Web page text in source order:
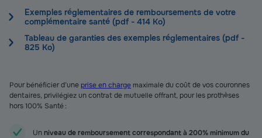
Exemples réglementaires de remboursements de votre
complémentaire santé (pdf - 414 Ko)
Tableau de garanties des exemples réglementaires (pdf -
825 Ko)
Pour bénéficier d’une prise en charge maximale du coût de vos couronnes
dentaires, privilégiez un contrat de mutuelle offrant, pour les prothèses
hors 100% Santé :
Unniveau de remboursement correspondant à 200% minimum du